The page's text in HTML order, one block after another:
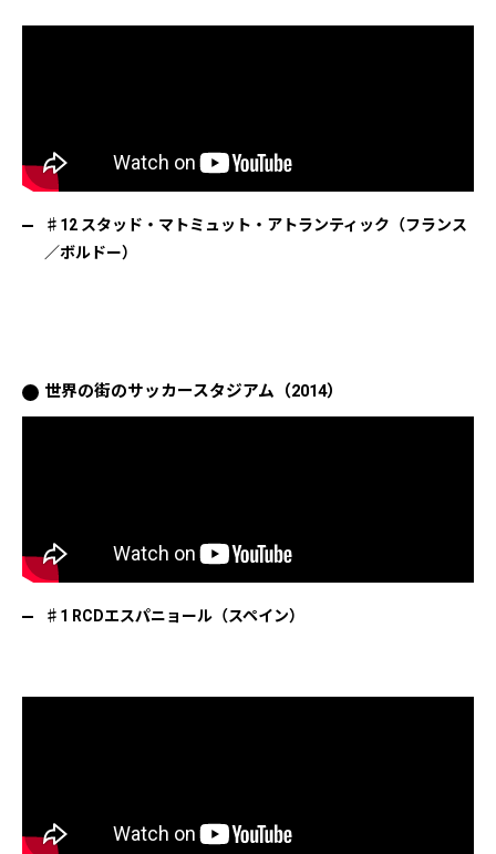
♯12 スタッド・マトミュット・アトランティック（フランス
／ボルドー）
世界の街のサッカースタジアム（2014）
♯1 RCDエスパニョール（スペイン）